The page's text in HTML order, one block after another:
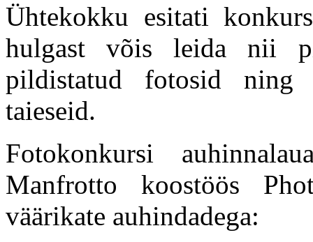
Ühtekokku esitati
hulgast võis leida nii
pildistatud fotosid ning
taieseid.
Fotokonkursi
Manfrotto koostöös
väärikate auhindadega: